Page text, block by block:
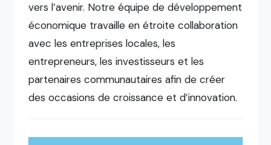
vers l’avenir. Notre équipe de développement
économique travaille en étroite collaboration
avec les entreprises locales, les
entrepreneurs, les investisseurs et les
partenaires communautaires afin de créer
des occasions de croissance et d’innovation.